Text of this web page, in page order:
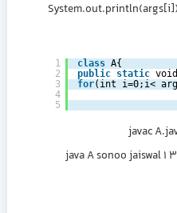
مقادیر را به وسیله ی دستور System.out.println(args[i])
1
2
3
4
5
class A{
public static
for(int i=0;i<